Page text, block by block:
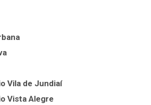
Vila de Jundiaí
Vista Alegre